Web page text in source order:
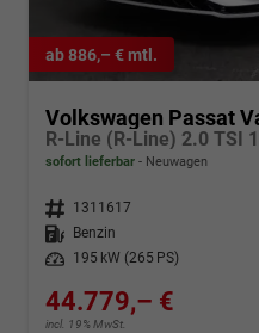
ab 886,– € mtl.
Volkswagen Passat
sofort lieferbar Neuwagen
Fahrzeugnr. 1311617
Kraftstoff
Benzin
Leistung
195 kW (265 PS)
44.779,– €
incl. 19% MwSt.